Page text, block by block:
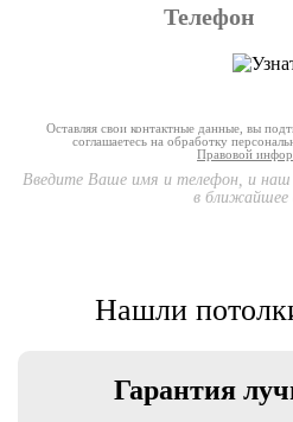
Оставляя свои контактные данные, вы
соглашаетесь на обработку
Правовой
Введите Ваше имя и телефон, и
в ближайшее
Нашли
Гарантия